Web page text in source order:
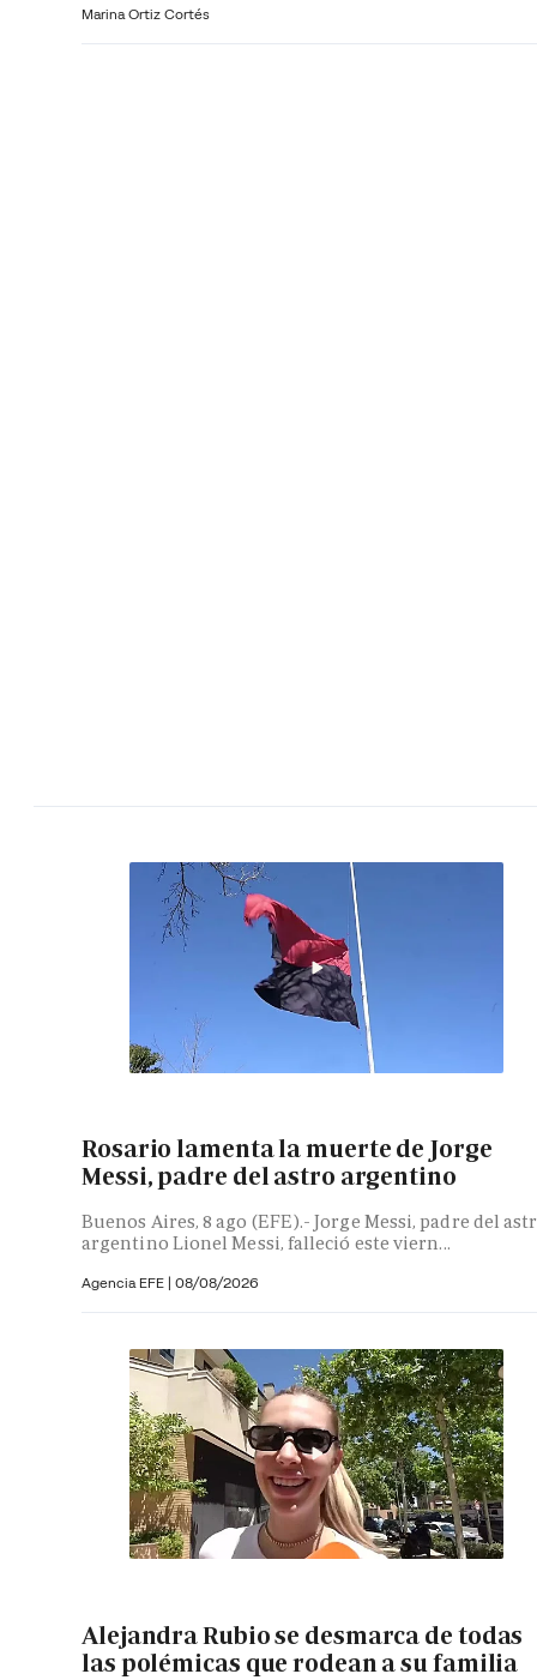
Marina Ortiz Cortés
Rosario lamenta la muerte de Jorge
Messi, padre del astro argentino
Buenos Aires, 8 ago (EFE).- Jorge Messi, padre del
argentino Lionel Messi, falleció este viern...
Agencia EFE | 08/08/2026
Alejandra Rubio se desmarca de todas
las polémicas que rodean a su familia